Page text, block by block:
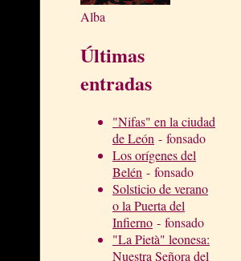
Alba
Últimas
entradas
"Nifas" en la ciudad
de León - fonsado
Los orígenes del
Belén - fonsado
Solsticio de verano
o la Puerta del
Infierno - fonsado
"La Pietà" leonesa:
Nuestra Señora del